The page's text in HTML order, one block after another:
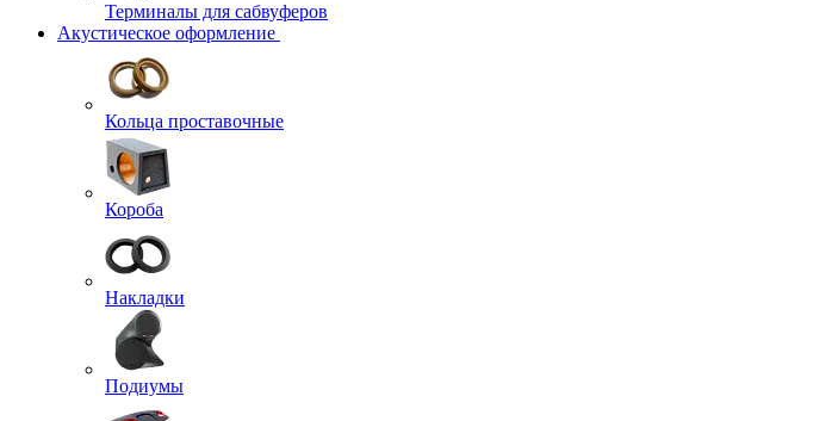
Терминалы для сабвуферов
Акустическое оформление
Кольца проставочные
Короба
Накладки
Подиумы